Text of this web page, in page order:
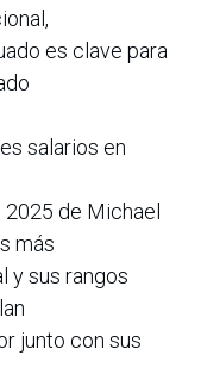
es clave para
salarios en
de Michael
más
y sus rangos
junto con sus